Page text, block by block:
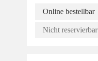
Online bestellbar
Nicht reservierbar